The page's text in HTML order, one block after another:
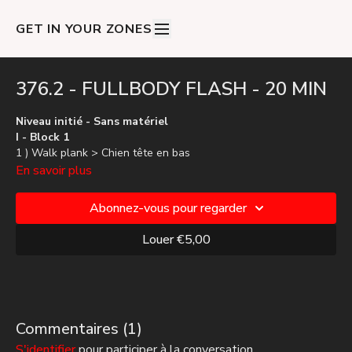
GET IN YOUR ZONES
376.2 - FULLBODY FLASH - 20 MIN
Niveau initié - Sans matériel
I - Block 1
1 ) Walk plank > Chien tête en bas
2 ) Gainage
4 ) Crunch cross D
5 ) Side crunch G
4 ) H to X
En savoir plus
Abonnez-vous pour regarder
Louer €5,00
Commentaires (1)